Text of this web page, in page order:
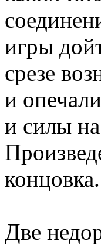
игры
срезе
и
и силы
концовка.
Две